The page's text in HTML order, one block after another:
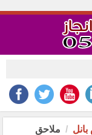
ملاحق